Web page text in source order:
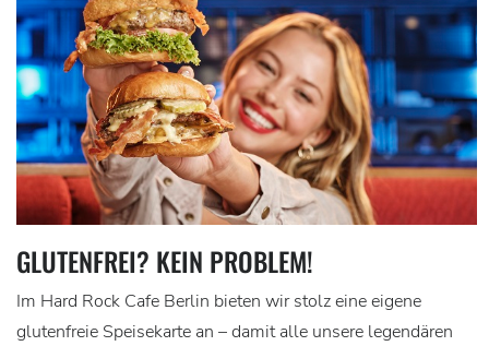
GLUTENFREI? KEIN PROBLEM!
Im Hard Rock Cafe Berlin bieten wir stolz eine eigene
glutenfreie Speisekarte an – damit alle unsere legendären